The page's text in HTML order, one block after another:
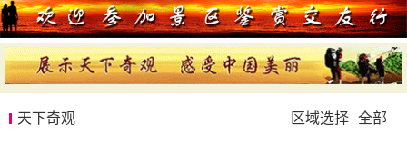
天下奇观 区域选择 全部